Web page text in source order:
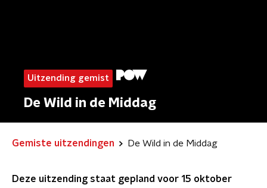
Uitzending gemist
De Wild in de Middag
Gemiste uitzendingen De Wild in de Middag
Deze uitzending staat gepland voor 15 oktober